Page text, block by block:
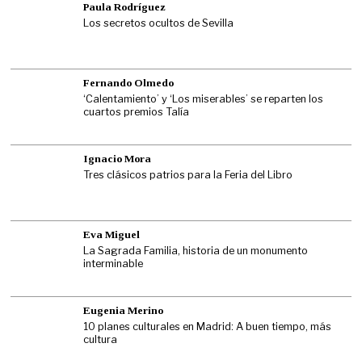
Paula Rodríguez
Los secretos ocultos de Sevilla
Fernando Olmedo
‘Calentamiento’ y ‘Los miserables’ se reparten los
cuartos premios Talía
Ignacio Mora
Tres clásicos patrios para la Feria del Libro
Eva Miguel
La Sagrada Familia, historia de un monumento
interminable
Eugenia Merino
10 planes culturales en Madrid: A buen tiempo, más
cultura